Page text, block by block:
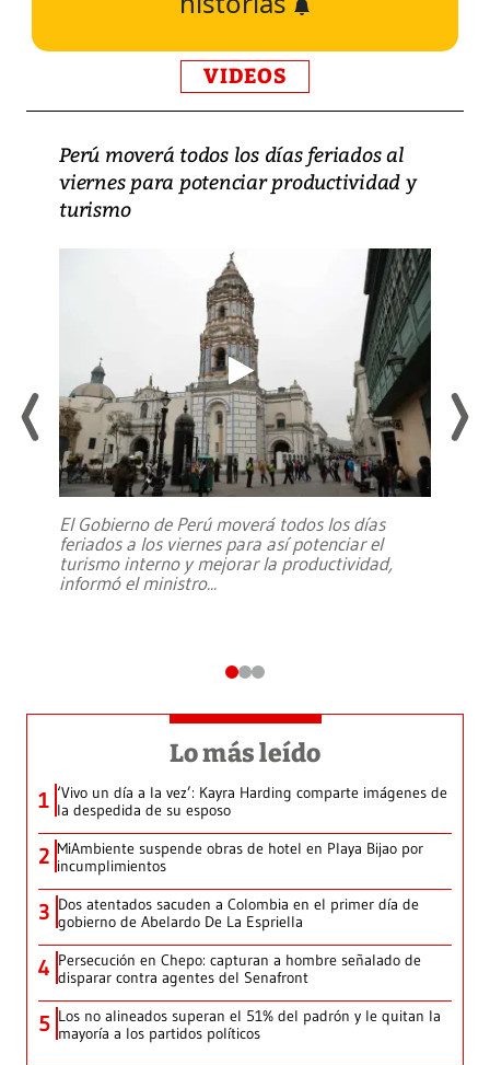
VIDEOS
Perú moverá todos los días feriados al
viernes para potenciar productividad y
turismo
El Gobierno de Perú moverá todos los días
feriados a los viernes para así potenciar el
turismo interno y mejorar la productividad,
informó el ministro...
Lo más leído
1 ‘Vivo un día a la vez’: Kayra Harding comparte imágenes de
la despedida de su esposo
2 MiAmbiente suspende obras de hotel en Playa Bijao por
incumplimientos
3 Dos atentados sacuden a Colombia en el primer día de
gobierno de Abelardo De La Espriella
4 Persecución en Chepo: capturan a hombre señalado de
disparar contra agentes del Senafront
5 Los no alineados superan el 51% del padrón y le quitan la
mayoría a los partidos políticos